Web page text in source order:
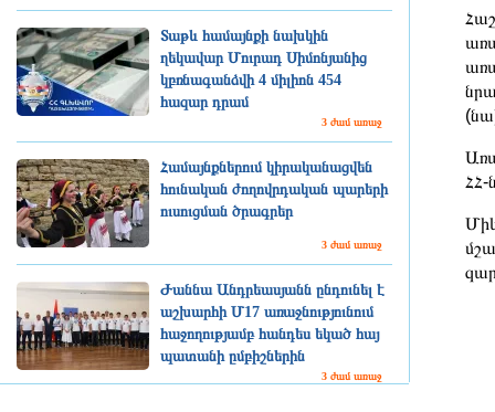
Տաթև համայնքի նախկին
ղեկավար Մուրադ Սիմոնյանից
կբռնագանձվի 4 միլիոն 454
հազար դրամ
3 ժամ առաջ
Համայնքներում կիրականացվեն
հունական ժողովրդական պարերի
ուսուցման ծրագրեր
3 ժամ առաջ
Ժաննա Անդրեասյանն ընդունել է
աշխարհի Մ17 առաջնությունում
հաջողությամբ հանդես եկած հայ
պատանի ըմբիշներին
3 ժամ առաջ
ՀՀ-